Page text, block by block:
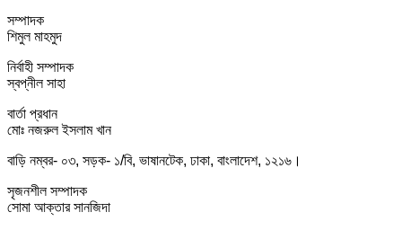
সম্পাদক
শিমুল মাহমুদ
নির্বাহী সম্পাদক
স্বপ্নীল সাহা
বার্তা প্রধান
মোঃ নজরুল ইসলাম খান
বাড়ি নম্বর- ০৩, সড়ক- ১/বি, ভাষানটেক, ঢাকা, বাংলাদেশ, ১২১৬।
সৃজনশীল সম্পাদক
সোমা আক্তার সানজিদা